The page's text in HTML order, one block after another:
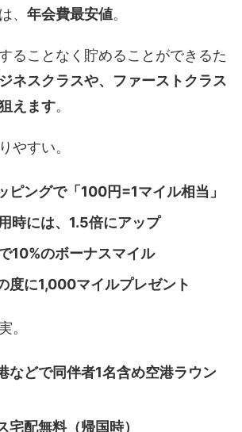
、 年会費最安値。
ることなく貯めることができるた
ネスクラスや、ファーストクラス
えます。
やすい。
ピングで「100円=1マイル相当」
時には、1.5倍にアップ
10%のボーナスマイル
度に1,000マイルプレゼント
。
などで同伴者1名含め空港ラウン
宅配無料（帰国時）